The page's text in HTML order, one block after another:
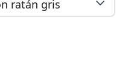
ratán gris